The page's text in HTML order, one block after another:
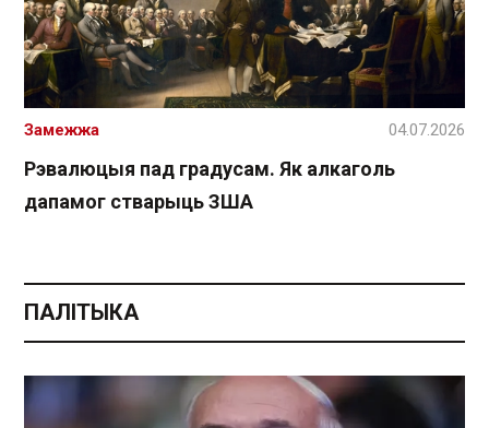
Рэвалюцыя пад градусам. Як алкаголь
дапамог стварыць ЗША
Замежжа 04.07.2026
ПАЛІТЫКА